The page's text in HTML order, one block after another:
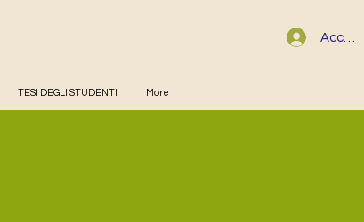
Accedi
TESI DEGLI STUDENTI More